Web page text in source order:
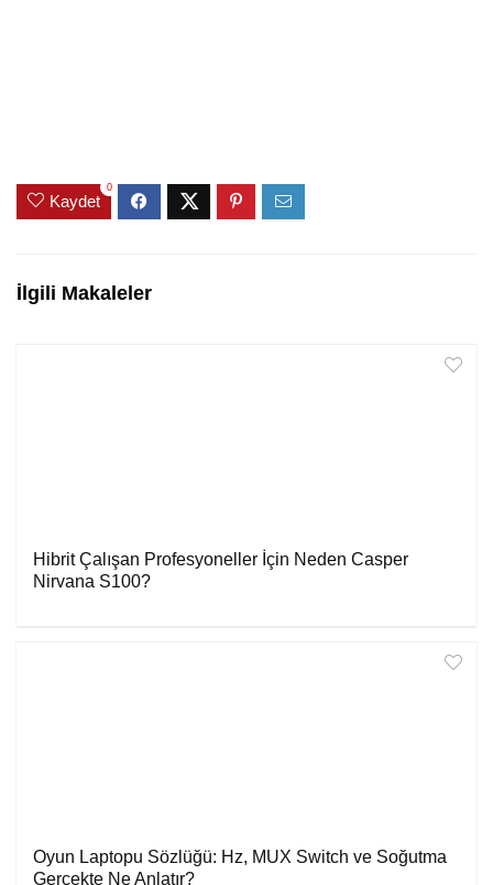
Kaydet
0
İlgili Makaleler
Hibrit Çalışan Profesyoneller İçin Neden Casper
Nirvana S100?
Oyun Laptopu Sözlüğü: Hz, MUX Switch ve Soğutma
Gerçekte Ne Anlatır?